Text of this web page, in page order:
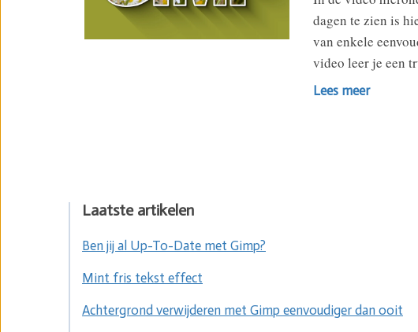
dagen te zien is
van enkele
video leer je een
Lees meer
Laatste artikelen
Ben jij al Up-To-Date met Gimp?
Mint fris tekst effect
Achtergrond verwijderen met Gimp eenvoudiger dan ooit